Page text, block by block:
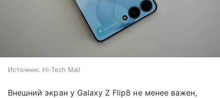
Источник: Hi-Tech Mail
Внешний экран у Galaxy Z Flip8 не менее важен,